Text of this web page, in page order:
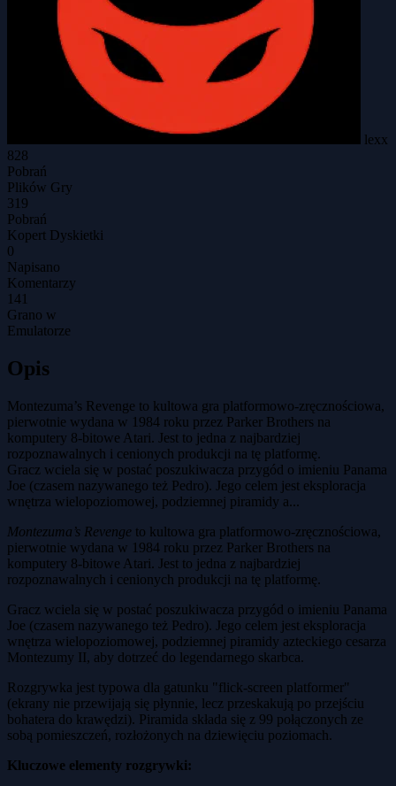
lexx
828
Pobrań
Plików Gry
319
Pobrań
Kopert Dyskietki
0
Napisano
Komentarzy
141
Grano w
Emulatorze
Opis
Montezuma’s Revenge to kultowa gra platformowo-zręcznościowa,
pierwotnie wydana w 1984 roku przez Parker Brothers na
komputery 8-bitowe Atari. Jest to jedna z najbardziej
rozpoznawalnych i cenionych produkcji na tę platformę.
Gracz wciela się w postać poszukiwacza przygód o imieniu Panama
Joe (czasem nazywanego też Pedro). Jego celem jest eksploracja
wnętrza wielopoziomowej, podziemnej piramidy a...
Montezuma’s Revenge to kultowa gra platformowo-zręcznościowa,
pierwotnie wydana w 1984 roku przez Parker Brothers na
komputery 8-bitowe Atari. Jest to jedna z najbardziej
rozpoznawalnych i cenionych produkcji na tę platformę.
Gracz wciela się w postać poszukiwacza przygód o imieniu Panama
Joe (czasem nazywanego też Pedro). Jego celem jest eksploracja
wnętrza wielopoziomowej, podziemnej piramidy azteckiego cesarza
Montezumy II, aby dotrzeć do legendarnego skarbca.
Rozgrywka jest typowa dla gatunku "flick-screen platformer"
(ekrany nie przewijają się płynnie, lecz przeskakują po przejściu
bohatera do krawędzi). Piramida składa się z 99 połączonych ze
sobą pomieszczeń, rozłożonych na dziewięciu poziomach.
Kluczowe elementy rozgrywki: